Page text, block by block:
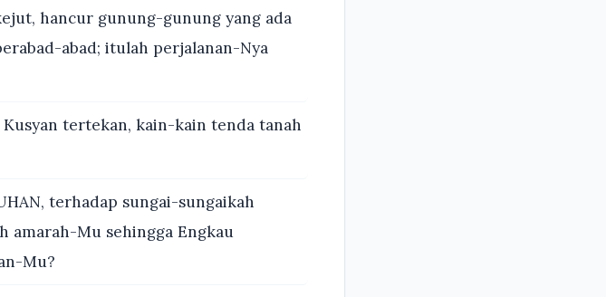
hancur gunung-gunung yang ada
abad; itulah perjalanan-Nya
tertekan, kain-kain tenda tanah
terhadap sungai-sungaikah
amarah-Mu sehingga Engkau
Mu?